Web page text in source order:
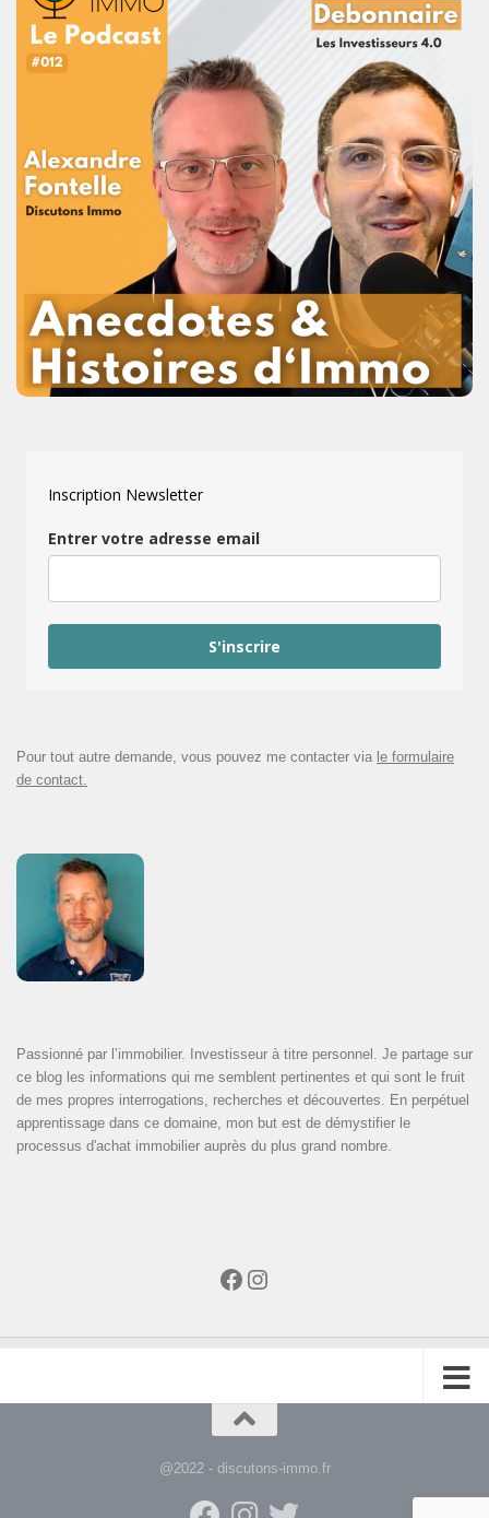
Inscription Newsletter
Entrer votre adresse email
S'inscrire
Pour tout autre demande, vous pouvez me contacter via le formulaire
de contact.
Passionné par l’immobilier. Investisseur à titre personnel. Je partage sur
ce blog les informations qui me semblent pertinentes et qui sont le fruit
de mes propres interrogations, recherches et découvertes. En perpétuel
apprentissage dans ce domaine, mon but est de démystifier le
processus d'achat immobilier auprès du plus grand nombre.
Facebook
Instagram
@2022 - discutons-immo.fr